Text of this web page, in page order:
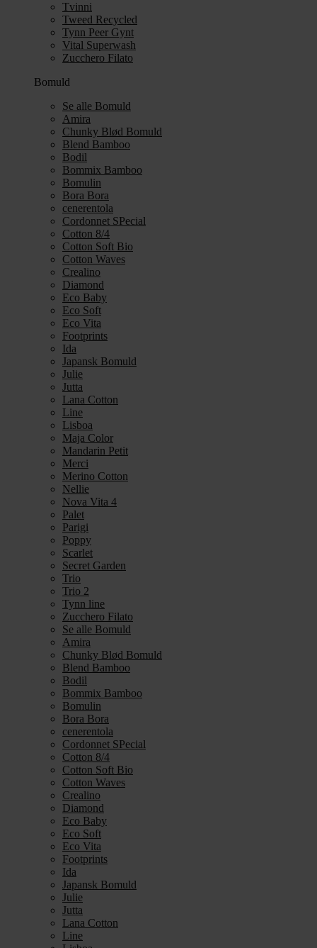
Tvinni
Tweed Recycled
Tynn Peer Gynt
Vital Superwash
Zucchero Filato
Bomuld
Se alle Bomuld
Amira
Chunky Blød Bomuld
Blend Bamboo
Bodil
Bommix Bamboo
Bomulin
Bora Bora
cenerentola
Cordonnet SPecial
Cotton 8/4
Cotton Soft Bio
Cotton Waves
Crealino
Diamond
Eco Baby
Eco Soft
Eco Vita
Footprints
Ida
Japansk Bomuld
Julie
Jutta
Lana Cotton
Line
Lisboa
Maja Color
Mandarin Petit
Merci
Merino Cotton
Nellie
Nova Vita 4
Palet
Parigi
Poppy
Scarlet
Secret Garden
Trio
Trio 2
Tynn line
Zucchero Filato
Se alle Bomuld
Amira
Chunky Blød Bomuld
Blend Bamboo
Bodil
Bommix Bamboo
Bomulin
Bora Bora
cenerentola
Cordonnet SPecial
Cotton 8/4
Cotton Soft Bio
Cotton Waves
Crealino
Diamond
Eco Baby
Eco Soft
Eco Vita
Footprints
Ida
Japansk Bomuld
Julie
Jutta
Lana Cotton
Line